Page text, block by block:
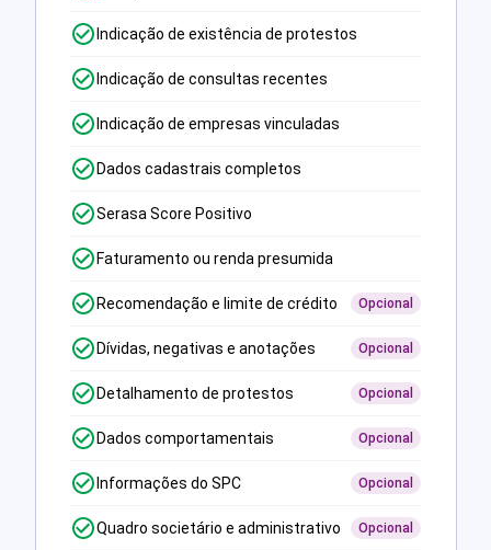
Indicação de existência de protestos
Indicação de consultas recentes
Indicação de empresas vinculadas
Dados cadastrais completos
Serasa Score Positivo
Faturamento ou renda presumida
Recomendação e limite de crédito Opcional
Dívidas, negativas e anotações Opcional
Detalhamento de protestos Opcional
Dados comportamentais Opcional
Informações do SPC Opcional
Quadro societário e administrativo Opcional